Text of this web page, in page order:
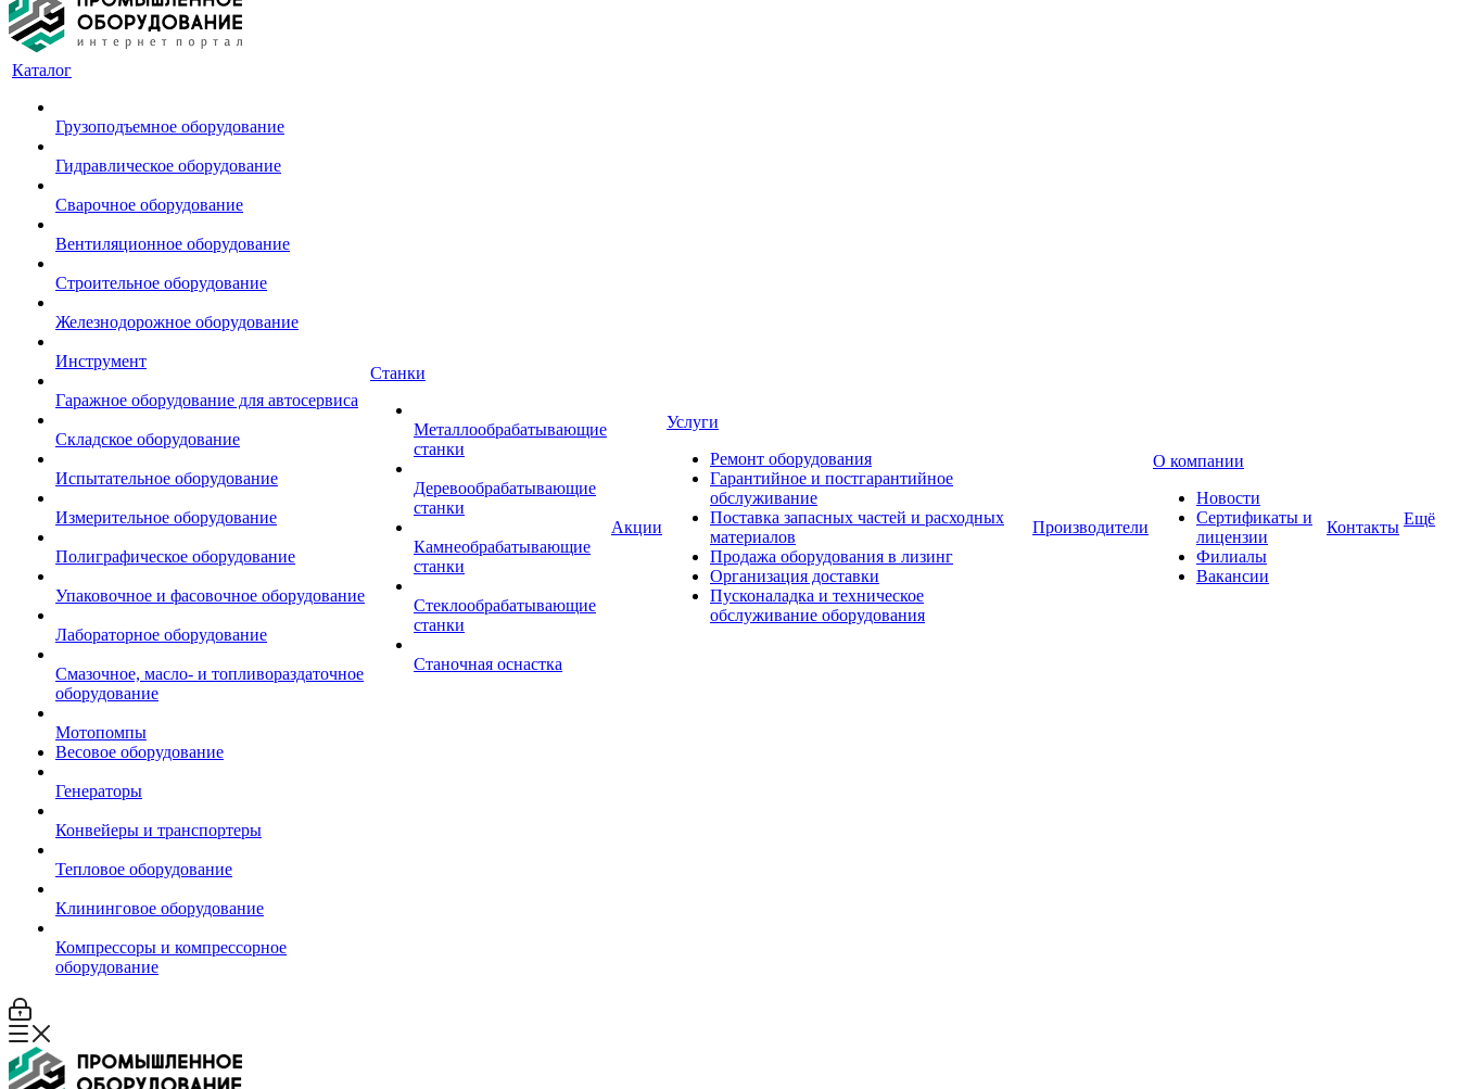
Каталог
Грузоподъемное оборудование
Гидравлическое оборудование
Сварочное оборудование
Вентиляционное оборудование
Строительное оборудование
Железнодорожное оборудование
Инструмент
Гаражное оборудование для автосервиса
Складское оборудование
Испытательное оборудование
Измерительное оборудование
Полиграфическое оборудование
Упаковочное и фасовочное оборудование
Лабораторное оборудование
Смазочное, масло- и топливораздаточное
оборудование
Мотопомпы
Весовое оборудование
Генераторы
Конвейеры и транспортеры
Тепловое оборудование
Клининговое оборудование
Компрессоры и компрессорное
оборудование
Станки
Металлообрабатывающие
станки
Деревообрабатывающие
станки
Камнеобрабатывающие
станки
Стеклообрабатывающие
станки
Станочная оснастка
Акции
Услуги
Ремонт оборудования
Гарантийное и постгарантийное
обслуживание
Поставка запасных частей и расходных
материалов
Продажа оборудования в лизинг
Организация доставки
Пусконаладка и техническое
обслуживание оборудования
Производители
О компании
Новости
Сертификаты и
лицензии
Филиалы
Вакансии
Контакты Ещё